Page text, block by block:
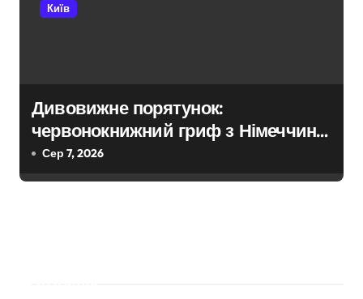
Київ
Дивовижне порятунок:
червонокнижний гриф з Німеччини
ледве в survivors after мандрівки
на Київщині
Сер 7, 2026